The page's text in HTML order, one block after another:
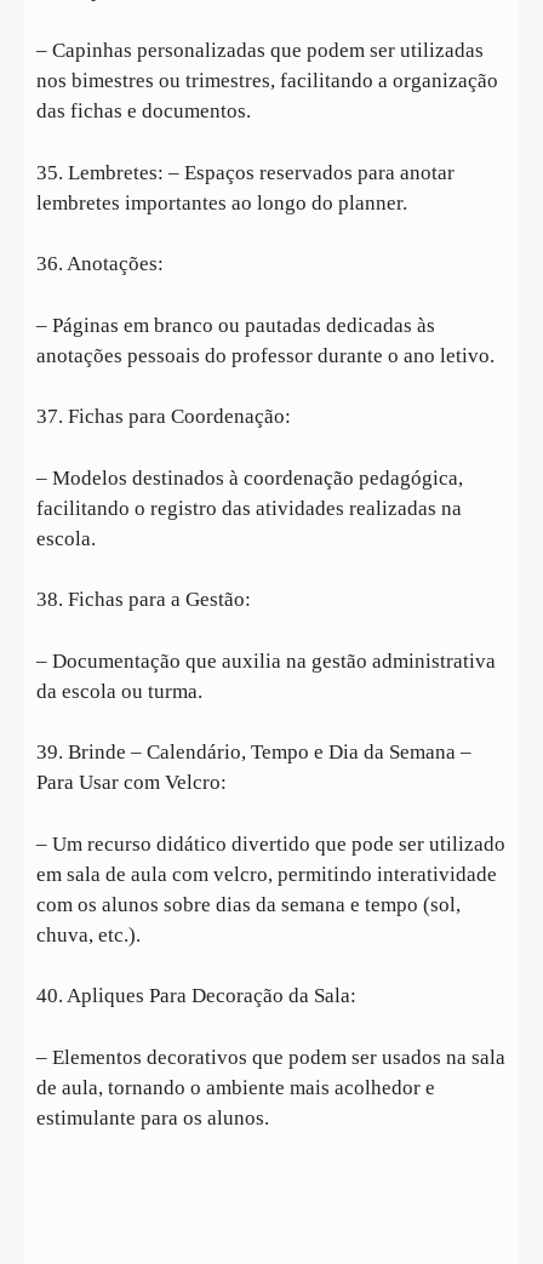
– Capinhas personalizadas que podem ser utilizadas
nos bimestres ou trimestres, facilitando a organização
das fichas e documentos.
35. Lembretes: – Espaços reservados para anotar
lembretes importantes ao longo do planner.
36. Anotações:
– Páginas em branco ou pautadas dedicadas às
anotações pessoais do professor durante o ano letivo.
37. Fichas para Coordenação:
– Modelos destinados à coordenação pedagógica,
facilitando o registro das atividades realizadas na
escola.
38. Fichas para a Gestão:
– Documentação que auxilia na gestão administrativa
da escola ou turma.
39. Brinde – Calendário, Tempo e Dia da Semana –
Para Usar com Velcro:
– Um recurso didático divertido que pode ser utilizado
em sala de aula com velcro, permitindo interatividade
com os alunos sobre dias da semana e tempo (sol,
chuva, etc.).
40. Apliques Para Decoração da Sala:
– Elementos decorativos que podem ser usados na sala
de aula, tornando o ambiente mais acolhedor e
estimulante para os alunos.